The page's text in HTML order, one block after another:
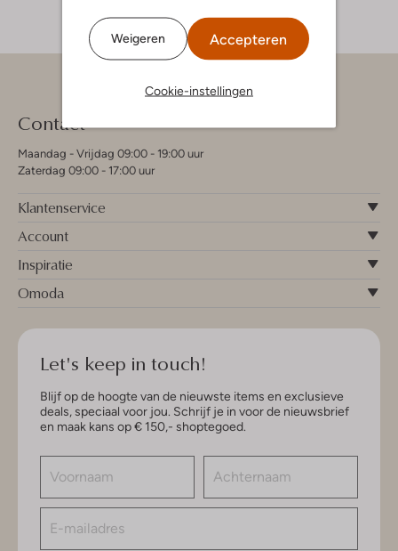
Weigeren Accepteren
Cookie-instellingen
Contact
Maandag - Vrijdag 09:00 - 19:00 uur
Zaterdag 09:00 - 17:00 uur
Klantenservice
Account
Inspiratie
Omoda
Let's keep in touch!
Blijf op de hoogte van de nieuwste items en exclusieve
deals, speciaal voor jou. Schrijf je in voor de nieuwsbrief
en maak kans op € 150,- shoptegoed.